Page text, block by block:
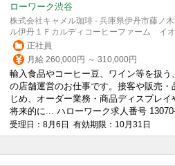
ローワーク渋谷
株式会社キャメル珈琲 - 兵庫県伊丹市藤ノ
ル伊丹１Ｆカルディコーヒーファーム イ
正社員
月給 260,000円 ～ 310,000円
輸入食品やコーヒー豆、ワイン等を扱う
の店舗運営のお仕事です。接客や販売・
じめ、オーダー業務・商品ディスプレ
将来的に... ハローワーク求人番号
受理日：8月6日 有効期限：10月31日